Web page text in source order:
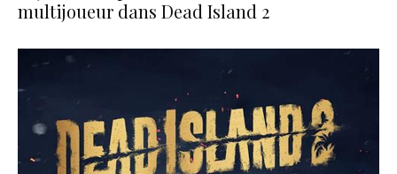
multijoueur dans Dead Island 2